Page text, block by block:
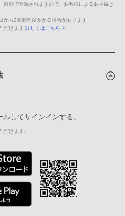
自動で登録されますので、お客様によるお手続き
から2週間程度かかる場合があります
だけます 詳しくはこちら
してサインインする。
だけます。